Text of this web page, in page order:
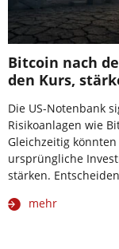
Bitcoin nach
den Kurs,
Die US-Notenbank
Risikoanlagen wie
Gleichzeitig
ursprüngliche
stärken.
mehr